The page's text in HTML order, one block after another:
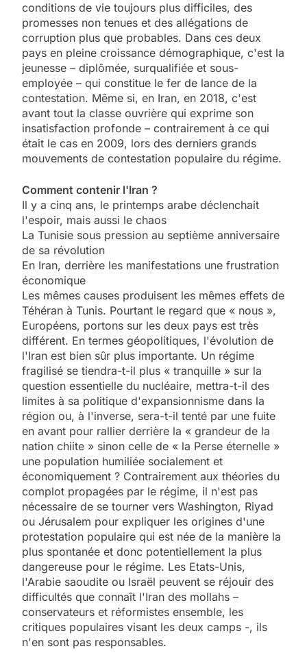
conditions de vie toujours plus difficiles, des
promesses non tenues et des allégations de
corruption plus que probables. Dans ces deux
pays en pleine croissance démographique, c'est la
jeunesse – diplômée, surqualifiée et sous-
employée – qui constitue le fer de lance de la
contestation. Même si, en Iran, en 2018, c'est
avant tout la classe ouvrière qui exprime son
insatisfaction profonde – contrairement à ce qui
était le cas en 2009, lors des derniers grands
mouvements de contestation populaire du régime.
Comment contenir l'Iran ?
Il y a cinq ans, le printemps arabe déclenchait
l'espoir, mais aussi le chaos
La Tunisie sous pression au septième anniversaire
de sa révolution
En Iran, derrière les manifestations une frustration
économique
Les mêmes causes produisent les mêmes effets de
Téhéran à Tunis. Pourtant le regard que « nous »,
Européens, portons sur les deux pays est très
différent. En termes géopolitiques, l'évolution de
l'Iran est bien sûr plus importante. Un régime
fragilisé se tiendra-t-il plus « tranquille » sur la
question essentielle du nucléaire, mettra-t-il des
limites à sa politique d'expansionnisme dans la
région ou, à l'inverse, sera-t-il tenté par une fuite
en avant pour rallier derrière la « grandeur de la
nation chiite » sinon celle de « la Perse éternelle »
une population humiliée socialement et
économiquement ? Contrairement aux théories du
complot propagées par le régime, il n'est pas
nécessaire de se tourner vers Washington, Riyad
ou Jérusalem pour expliquer les origines d'une
protestation populaire qui est née de la manière la
plus spontanée et donc potentiellement la plus
dangereuse pour le régime. Les Etats-Unis,
l'Arabie saoudite ou Israël peuvent se réjouir des
difficultés que connaît l'Iran des mollahs –
conservateurs et réformistes ensemble, les
critiques populaires visant les deux camps -, ils
n'en sont pas responsables.